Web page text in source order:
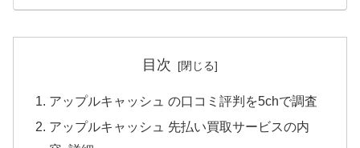
目次
アップルキャッシュ の口コミ評判を5chで調査
アップルキャッシュ 先払い買取サービスの内